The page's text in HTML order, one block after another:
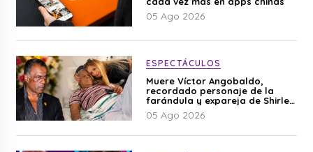
05 Ago 2026
ESPECTÁCULOS
Muere Víctor Angobaldo,
recordado personaje de la
farándula y expareja de Shirley
Cherres
05 Ago 2026